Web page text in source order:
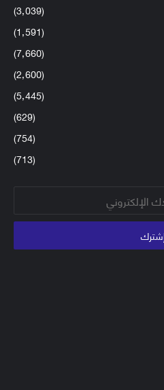
(3٬039)
(1٬591)
(7٬660)
(2٬600)
(5٬445)
(629)
(754)
(713)